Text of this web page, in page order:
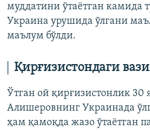
муддатини ўтаётган камида
Украина урушида ўлгани
маълум бўлди.
Қирғизистондаги
Ўтган ой қирғизистонлик 30
Алишеровнинг Украинада
ҳам қамоқда жазо ўтаётган